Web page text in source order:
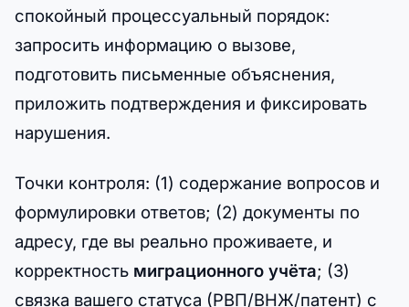
спокойный процессуальный порядок:
запросить информацию о вызове,
подготовить письменные объяснения,
приложить подтверждения и фиксировать
нарушения.
Точки контроля: (1) содержание вопросов и
формулировки ответов; (2) документы по
адресу, где вы реально проживаете, и
корректность миграционного учёта; (3)
связка вашего статуса (РВП/ВНЖ/патент) с